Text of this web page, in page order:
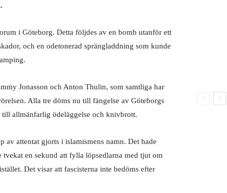
i Göteborg. Detta följdes av en bomb utanför ett
och en odetonerad sprängladdning som kunde
Jonasson och Anton Thulin, som samtliga har
Alla tre döms nu till fängelse av Göteborgs
allmänfarlig ödeläggelse och knivbrott.
av attentat gjorts i islamismens namn. Det hade
en sekund att fylla löpsedlarna med tjut om
Det visar att fascisterna inte bedöms efter